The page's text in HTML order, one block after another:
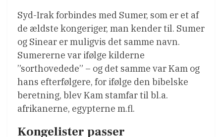
Syd-Irak forbindes med Sumer, som er et af
de ældste kongeriger, man kender til. Sumer
og Sinear er muligvis det samme navn.
Sumererne var ifølge kilderne
”sorthovedede” – og det samme var Kam og
hans efterfølgere, for ifølge den bibelske
beretning, blev Kam stamfar til bl.a.
afrikanerne, egypterne m.fl.
Kongelister passer